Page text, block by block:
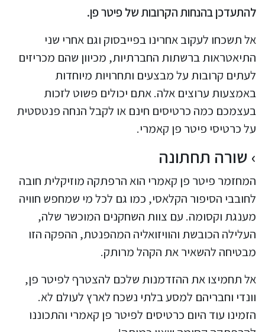
להתעדכן בהנחות הקרובות של פיטר פן.
אל תשכחו לעקוב אחרינו בפייבסוק וגם אחרי שני
התיאטראות ברשתות החברתיות, מכיוון שהם מכריזים
לעתים קרובות על מבצעים ותחרויות מיוחדות
באמצעות ערוצים אלה. אתם יכולים פשוט לזכות
בעצמכם כמה כרטיסים חינם או לקבל הנחה פנטסטית
על כרטיסי פיטר פן קאמרי.
שורה תחתונה
המחזמר פיטר פן קאמרי הוא הרפתקה מוזיקלית חובה
לחובבי הסיפור הקלאסי, כמו גם לכל מי שמחפש חוויה
מענגת וקסומה. עם צוות השחקנים המוכשר שלה,
העלילה הכובשת והוויזואליה המהפנטת, ההפקה הזו
מבטיחה להשאיר את הקהל מרותק.
אל תחמיצו את ההזדמנות שלכם להצטרף לפיטר פן,
וונדי וחבריהם למסע בלתי נשכח לארץ לעולם לא.
הזמינו עוד היום כרטיסים לפיטר פן קאמרי והתכוננו